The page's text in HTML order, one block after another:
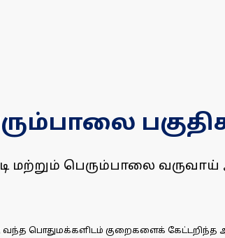
மற்றும் பெரும்பாலை
பொதுமக்களிடம் குறைகளைக்